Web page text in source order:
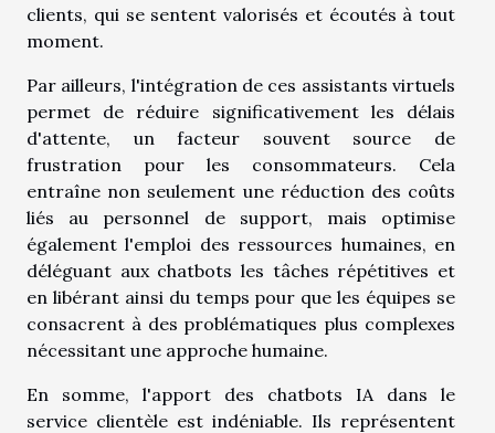
clients, qui se sentent valorisés et écoutés à tout
moment.
Par ailleurs, l'intégration de ces assistants virtuels
permet de réduire significativement les délais
d'attente, un facteur souvent source de
frustration pour les consommateurs. Cela
entraîne non seulement une réduction des coûts
liés au personnel de support, mais optimise
également l'emploi des ressources humaines, en
déléguant aux chatbots les tâches répétitives et
en libérant ainsi du temps pour que les équipes se
consacrent à des problématiques plus complexes
nécessitant une approche humaine.
En somme, l'apport des chatbots IA dans le
service clientèle est indéniable. Ils représentent